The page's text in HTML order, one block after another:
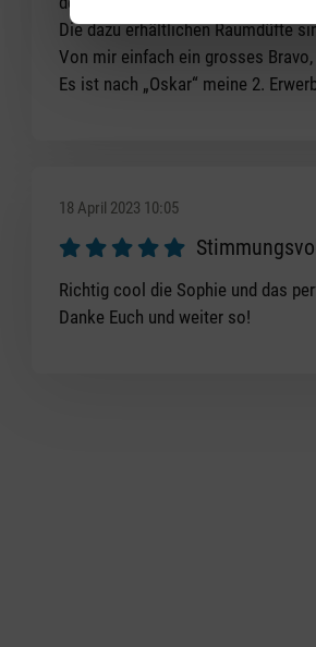
Die dazu erhältlichen Raumdüfte
Von mir einfach ein grosses
Es ist nach „Oskar“ meine 2.
18 April 2023 10:05
Review with rating of 5 out of 5
Richtig cool die Sophie und das
Danke Euch und weiter so!